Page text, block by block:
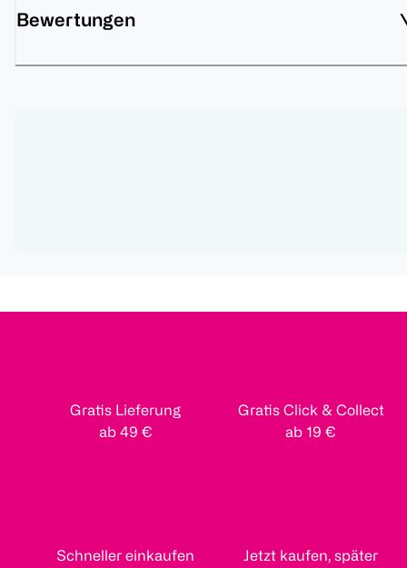
Bewertungen
Gratis Lieferung
ab 49 €
Gratis Click & Collect
ab 19 €
Schneller einkaufen
Jetzt kaufen, später